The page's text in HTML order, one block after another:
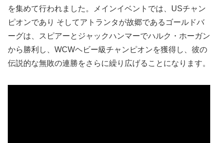
を集めて行われました。メインイベントでは、USチャン
ピオンであり そしてアトランタが故郷であるゴールドバ
ーグは、スピアーとジャックハンマーでハルク・ホーガン
から勝利し、WCWヘビー級チャンピオンを獲得し、彼の
伝説的な無敗の連勝をさらに繰り広げることになります。